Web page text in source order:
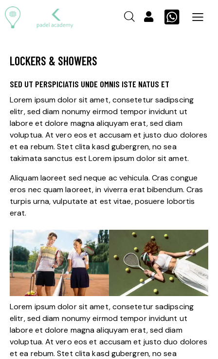
LOCKERS & SHOWERS
SED UT PERSPICIATIS UNDE OMNIS ISTE NATUS ET
Lorem ipsum dolor sit amet, consetetur sadipscing
elitr, sed diam nonumy eirmod tempor invidunt ut
labore et dolore magna aliquyam erat, sed diam
voluptua. At vero eos et accusam et justo duo dolores
et ea rebum. Stet clita kasd gubergren, no sea
takimata sanctus est Lorem ipsum dolor sit amet.
Aliquam laoreet sed neque ac vehicula. Cras congue
eros nec quam laoreet, in viverra erat bibendum. Cras
turpis urna, vulputate at est vitae, posuere lobortis
erat.
Lorem ipsum dolor sit amet, consetetur sadipscing
elitr, sed diam nonumy eirmod tempor invidunt ut
labore et dolore magna aliquyam erat, sed diam
voluptua. At vero eos et accusam et justo duo dolores
et ea rebum. Stet clita kasd gubergren, no sea